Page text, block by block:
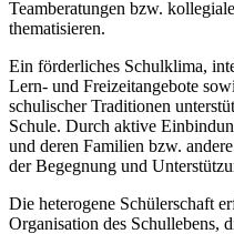
Teamberatungen bzw.
thematisieren.
Ein förderliches Schulklima,
Lern- und Freizeitangebote
schulischer Traditionen
Schule. Durch aktive
und deren Familien bzw.
der Begegnung und
Die heterogene Schülerschaft
Organisation des Schullebens,